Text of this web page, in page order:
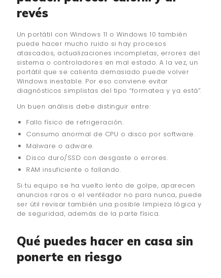
revés
Un portátil con Windows 11 o Windows 10 también
puede hacer mucho ruido si hay procesos
atascados, actualizaciones incompletas, errores del
sistema o controladores en mal estado. A la vez, un
portátil que se calienta demasiado puede volver
Windows inestable. Por eso conviene evitar
diagnósticos simplistas del tipo “formatea y ya está”.
Un buen análisis debe distinguir entre:
Fallo físico de refrigeración.
Consumo anormal de CPU o disco por software.
Malware o adware.
Disco duro/SSD con desgaste o errores.
RAM insuficiente o fallando.
Si tu equipo se ha vuelto lento de golpe, aparecen
anuncios raros o el ventilador no para nunca, puede
ser útil revisar también una posible limpieza lógica y
de seguridad, además de la parte física.
Qué puedes hacer en casa sin
ponerte en riesgo